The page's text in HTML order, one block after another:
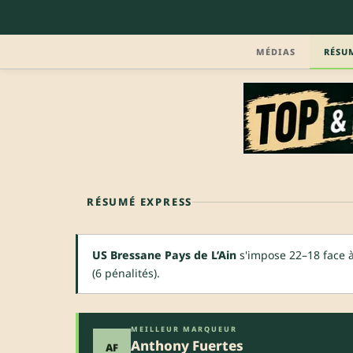
MÉDIAS
RÉSUMÉ EXPRESS
US Bressane Pays de L’Ain s'impose 22–18 face
(6 pénalités).
AF
MEILLEUR MARQUEUR
Anthony Fuertes